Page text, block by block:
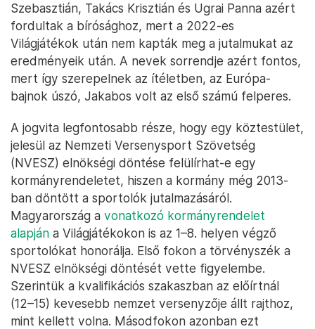
Szebasztián, Takács Krisztián és Ugrai Panna azért
fordultak a bírósághoz, mert a 2022-es
Világjátékok után nem kapták meg a jutalmukat az
eredményeik után. A nevek sorrendje azért fontos,
mert így szerepelnek az ítéletben, az Európa-
bajnok úszó, Jakabos volt az első számú felperes.
A jogvita legfontosabb része, hogy egy köztestület,
jelesül az Nemzeti Versenysport Szövetség
(NVESZ) elnökségi döntése felülírhat-e egy
kormányrendeletet, hiszen a kormány még 2013-
ban döntött a sportolók jutalmazásáról.
Magyarország a vonatkozó kormányrendelet
alapján a Világjátékokon is az 1–8. helyen végző
sportolókat honorálja. Első fokon a törvényszék a
NVESZ elnökségi döntését vette figyelembe.
Szerintük a kvalifikációs szakaszban az előírtnál
(12–15) kevesebb nemzet versenyzője állt rajthoz,
mint kellett volna. Másodfokon azonban ezt